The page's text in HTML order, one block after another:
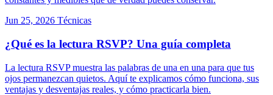
Jun 25, 2026 Técnicas
¿Qué es la lectura RSVP? Una guía completa
La lectura RSVP muestra las palabras de una en una para que tus
ojos permanezcan quietos. Aquí te explicamos cómo funciona, sus
ventajas y desventajas reales, y cómo practicarla bien.